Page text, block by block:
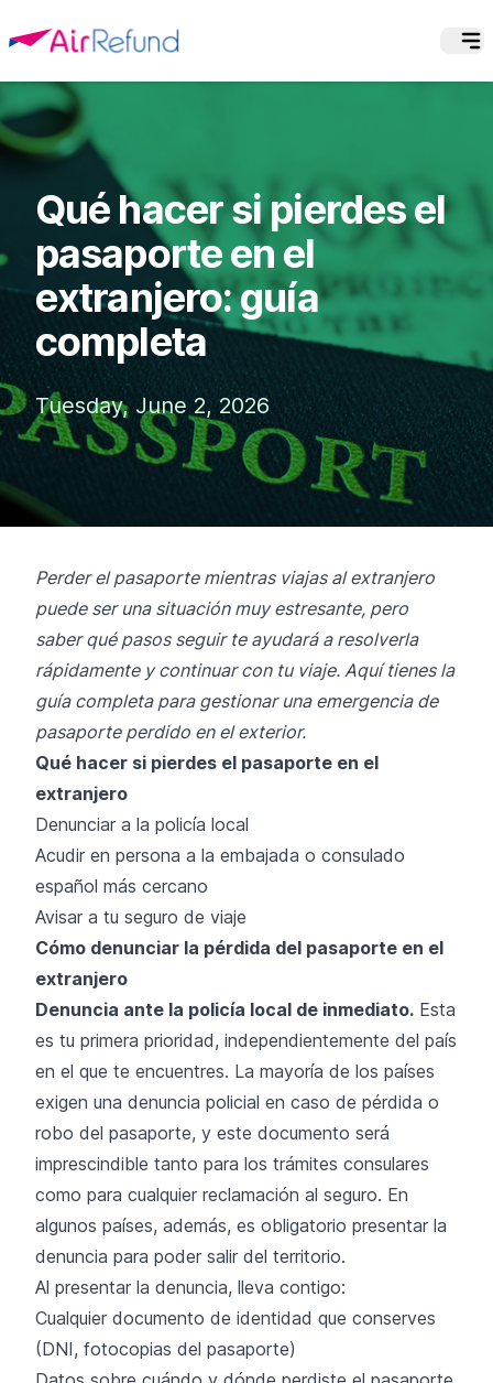
Qué hacer si pierdes el
pasaporte en el
extranjero: guía
completa
Tuesday, June 2, 2026
Perder el pasaporte mientras viajas al extranjero
puede ser una situación muy estresante, pero
saber qué pasos seguir te ayudará a resolverla
rápidamente y continuar con tu viaje. Aquí tienes la
guía completa para gestionar una emergencia de
pasaporte perdido en el exterior.
Qué hacer si pierdes el pasaporte en el
extranjero
Denunciar a la policía local
Acudir en persona a la embajada o consulado
español más cercano
Avisar a tu seguro de viaje
Cómo denunciar la pérdida del pasaporte en el
extranjero
Denuncia ante la policía local de inmediato. Esta
es tu primera prioridad, independientemente del país
en el que te encuentres. La mayoría de los países
exigen una denuncia policial en caso de pérdida o
robo del pasaporte, y este documento será
imprescindible tanto para los trámites consulares
como para cualquier reclamación al seguro. En
algunos países, además, es obligatorio presentar la
denuncia para poder salir del territorio.
Al presentar la denuncia, lleva contigo:
Cualquier documento de identidad que conserves
(DNI, fotocopias del pasaporte)